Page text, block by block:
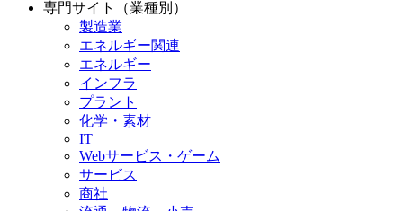
専門サイト（業種別）
製造業
エネルギー関連
エネルギー
インフラ
プラント
化学・素材
IT
Webサービス・ゲーム
サービス
商社